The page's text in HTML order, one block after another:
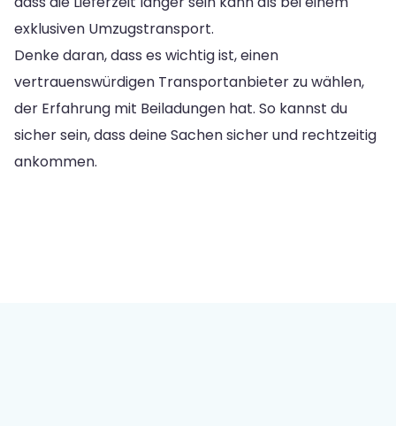
exklusiven Umzugstransport.
Denke daran, dass es wichtig ist, einen
vertrauenswürdigen Transportanbieter zu wählen,
der Erfahrung mit Beiladungen hat. So kannst du
sicher sein, dass deine Sachen sicher und rechtzeitig
ankommen.